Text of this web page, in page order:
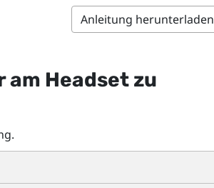
Anleitung herunterladen
am Headset zu